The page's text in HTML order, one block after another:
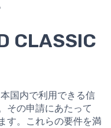
CLASSIC
国内で利用できる信
その申請にあたって
す。これらの要件を満